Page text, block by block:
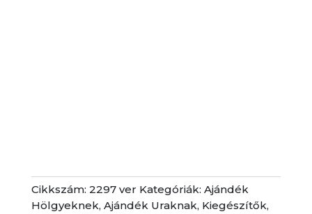
Cikkszám: 2297 ver Kategóriák: Ajándék
Hölgyeknek, Ajándék Uraknak, Kiegészítők,